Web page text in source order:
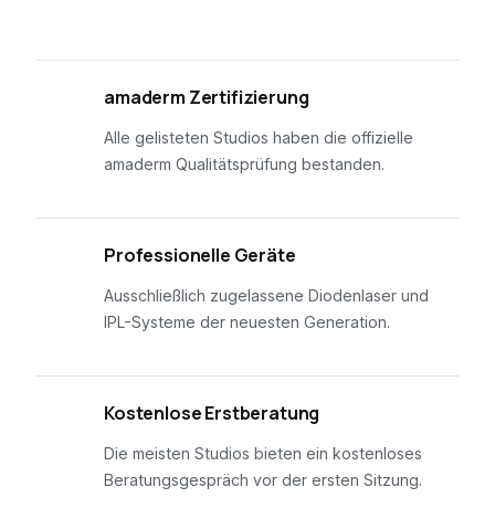
amaderm Zertifizierung
Alle gelisteten Studios haben die offizielle
amaderm Qualitätsprüfung bestanden.
Professionelle Geräte
Ausschließlich zugelassene Diodenlaser und
IPL-Systeme der neuesten Generation.
Kostenlose Erstberatung
Die meisten Studios bieten ein kostenloses
Beratungsgespräch vor der ersten Sitzung.